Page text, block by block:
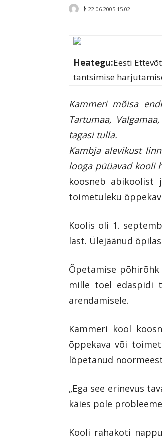
ᚦ 22.06.2005 15.02
Heategu:Eesti
tantsimise
Kammeri mõisa
Tartumaa,
tagasi tulla.
Kambja alevikust
looga püüavad kooli
koosneb abikoolist
toimetuleku
Koolis oli 1.
last. Ülejäänud
Õpetamise
mille toel edaspidi
arendamisele.
Kammeri kool
õppekava või
lõpetanud
„Ega see erinevus
käies pole
Kooli rahakoti